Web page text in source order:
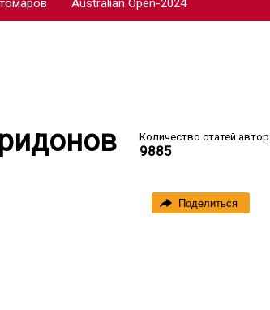
Australian Open-2024
Количество статей
9885
Поделиться